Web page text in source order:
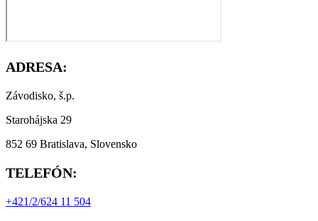
ADRESA:
Závodisko, š.p.
Starohájska 29
852 69 Bratislava, Slovensko
TELEFÓN:
+421/2/624 11 504